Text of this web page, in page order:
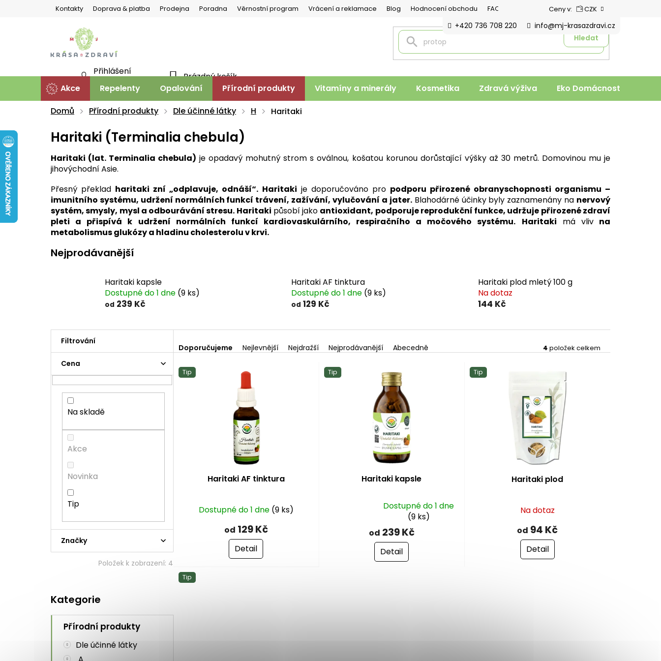
Kontakty Doprava & platba Prodejna Poradna Věrnostní program Vrácení a reklamace Blog Hodnocení obchodu FAQ Ceny v: CZK
Hledat
+420 736 708 220 info@mj-krasazdravi.cz
KOŠÍK
Prázdný košík
Přihlášení
Akce Repelenty Opalování Přírodní produkty Vitamíny a minerály Kosmetika Zdravá výživa Eko Domácnost
Domů
Přírodní produkty Dle účinné látky H Haritaki
Haritaki (Terminalia chebula)
Haritaki (lat. Terminalia chebula) je opadavý mohutný strom s oválnou, košatou korunou dorůstající výšky až 30 metrů. Domovinou mu je
jihovýchodní Asie.
Přesný překlad haritaki zní „odplavuje, odnáší“. Haritaki je doporučováno pro podporu přirozené obranyschopnosti organismu –
imunitního systému, udržení normálních funkcí trávení, zažívání, vylučování a jater.Blahodárné účinky byly zaznamenány na nervový
systém, smysly, mysl a odbourávání stresu. Haritaki působí jako antioxidant, podporuje reprodukční funkce, udržuje přirozené zdraví
pleti a přispívá k udržení normálních funkcí kardiovaskulárního, respiračního a močového systému.
Haritaki má vlivna
metabolismus glukózy a hladinu cholesterolu v krvi.
Nejprodávanější
Haritaki kapsle
Dostupné do 1 dne (9 ks)
od 239 Kč
Haritaki AF tinktura
Dostupné do 1 dne (9 ks)
od 129 Kč
Haritaki plod mletý 100 g
Na dotaz
144 Kč
s
Cena
Na skladě
Akce
Novinka
Tip
Značky
Položek k zobrazení: 4
kategorie
Kategorie
Přírodní produkty
Dle účinné látky
a
z
e
n
Doporučujeme Nejlevnější Nejdražší Nejprodávanější Abecedně 4 položek celkem
V Tip
Haritaki AF tinktura
Dostupné do 1 dne (9 ks)
od 129 Kč
Detail
Tip
Haritaki kapsle
Dostupné do 1 dne
(9 ks)
od 239 Kč
Detail
Tip
Haritaki plod
Na dotaz
od 94 Kč
Detail
Tip